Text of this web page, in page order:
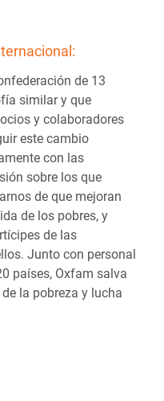
de 13
similar y que
y colaboradores
este cambio
con las
sobre los que
de que mejoran
de los pobres, y
de las
Junto con personal
países, Oxfam salva
la pobreza y lucha